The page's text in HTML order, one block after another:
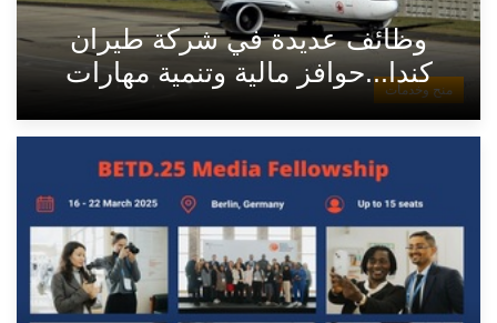
منح وخدمات
وظائف عديدة في شركة طيران
كندا...حوافز مالية وتنمية مهارات